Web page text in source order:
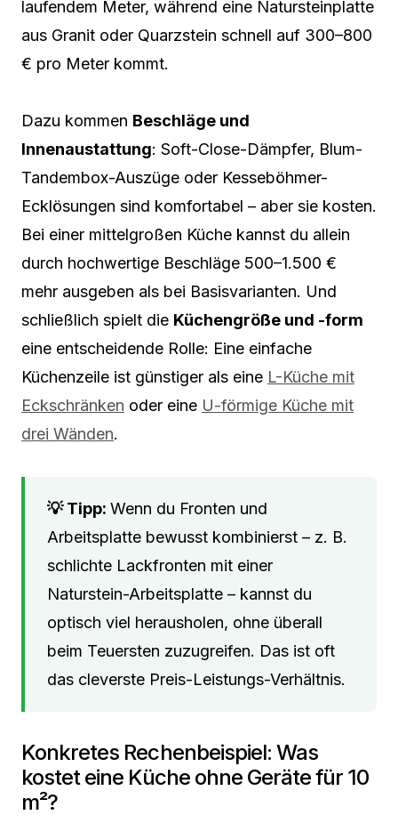
laufendem Meter, während eine Natursteinplatte
aus Granit oder Quarzstein schnell auf 300–800
€ pro Meter kommt.
Dazu kommen Beschläge und
Innenaustattung: Soft-Close-Dämpfer, Blum-
Tandembox-Auszüge oder Kesseböhmer-
Ecklösungen sind komfortabel – aber sie kosten.
Bei einer mittelgroßen Küche kannst du allein
durch hochwertige Beschläge 500–1.500 €
mehr ausgeben als bei Basisvarianten. Und
schließlich spielt die Küchengröße und -form
eine entscheidende Rolle: Eine einfache
Küchenzeile ist günstiger als eine L-Küche mit
Eckschränken oder eine U-förmige Küche mit
drei Wänden.
Wenn du Fronten und
Arbeitsplatte bewusst kombinierst – z. B.
schlichte Lackfronten mit einer
Naturstein-Arbeitsplatte – kannst du
optisch viel herausholen, ohne überall
beim Teuersten zuzugreifen. Das ist oft
das cleverste Preis-Leistungs-Verhältnis.
Konkretes Rechenbeispiel: Was
kostet eine Küche ohne Geräte für 10
m²?